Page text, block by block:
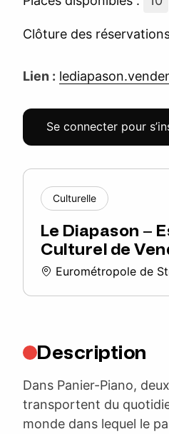
Clôture des
Lien :
Se connecter pour
Culturelle
Le Diapason –
Culturel de
Eurométropole de
Description
Dans Panier-Piano,
transportent du
monde dans lequel le